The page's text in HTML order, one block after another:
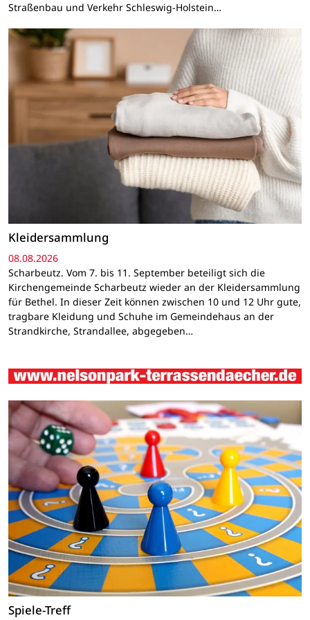
Straßenbau und Verkehr Schleswig-Holstein…
Kleidersammlung
08.08.2026
Scharbeutz. Vom 7. bis 11. September beteiligt sich die
Kirchengemeinde Scharbeutz wieder an der Kleidersammlung
für Bethel. In dieser Zeit können zwischen 10 und 12 Uhr gute,
tragbare Kleidung und Schuhe im Gemeindehaus an der
Strandkirche, Strandallee, abgegeben…
Spiele-Treff